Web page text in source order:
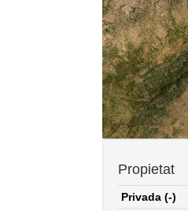
Propietat
Privada (-)